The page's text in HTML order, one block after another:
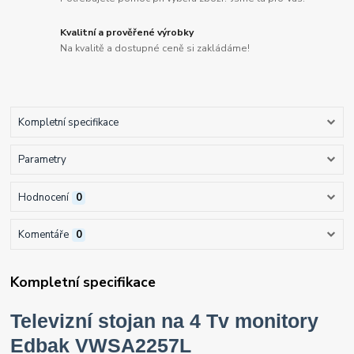
Kvalitní a prověřené výrobky
Na kvalitě a dostupné ceně si zakládáme!
Kompletní specifikace
Parametry
Hodnocení 0
Komentáře 0
Kompletní specifikace
Televizní stojan na 4 Tv monitory
Edbak VWSA2257L